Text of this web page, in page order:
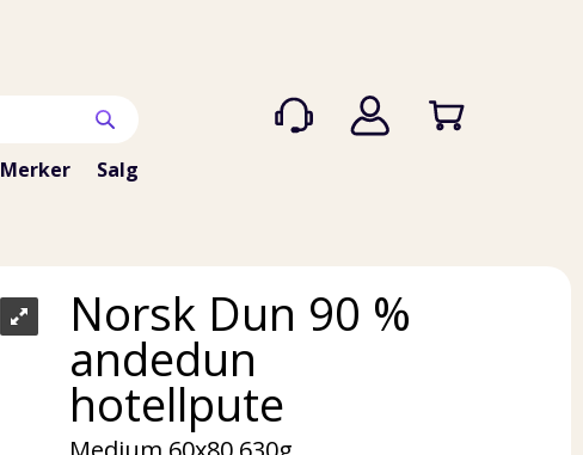
Merker Salg
Norsk Dun 90 %
andedun
hotellpute